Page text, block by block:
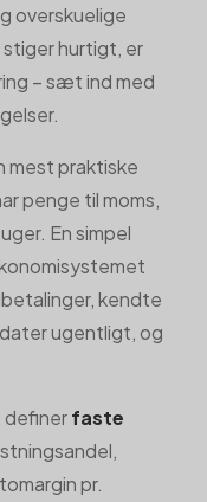
overskuelige
hurtigt, er
– sæt ind med
mest praktiske
penge til moms,
En simpel
kendte
ugentligt, og
definerfaste
pr.